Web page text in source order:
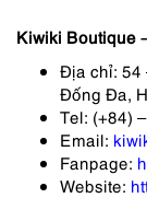
Kiwiki Boutique
Địa chỉ: 54
Đống Đa,
Tel: (+84)
Email:
Fanpage:
Website: